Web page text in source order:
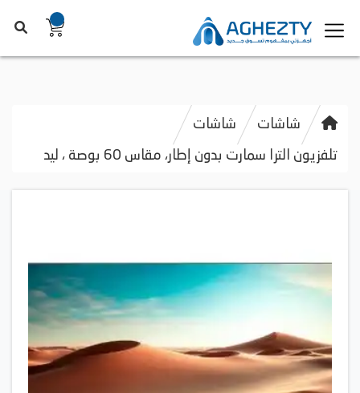
شاشات شاشات
تلفزيون الترا سمارت بدون إطار، مقاس 60 بوصة ، ليد